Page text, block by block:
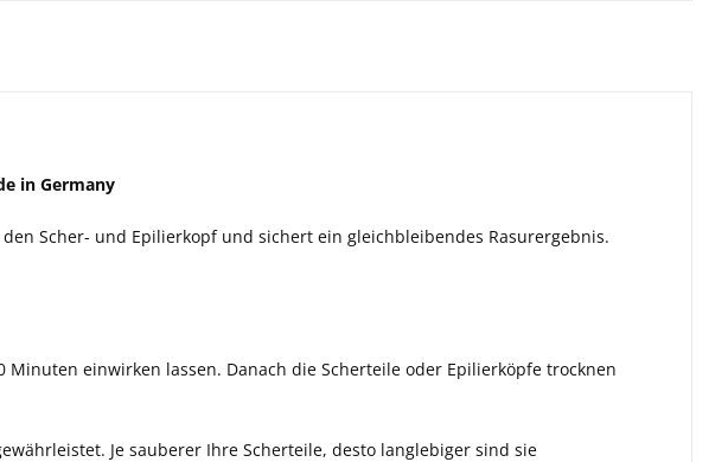
in Germany
Scher- und Epilierkopf und sichert ein gleichbleibendes Rasurergebnis.
einwirken lassen. Danach die Scherteile oder Epilierköpfe trocknen
Je sauberer Ihre Scherteile, desto langlebiger sind sie